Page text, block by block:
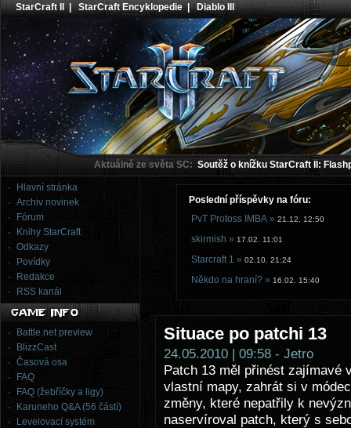
StarCraft II |StarCraft Encyklopedie|Diablo III
Aktuálně ze světa SC: Soutěž o knížku StarCraft II:
Hlavní stránka
Archiv novinek
Fórum
Knihy StarCraft
Odkazy
Povídky
Redakce
RSS kanál
Battle.net preview
BlizzCast
Časová osa
FAQ
FAQ (žebříčky a ligy)
Karuneho Q&A (56 částí)
Levelovací systém
Poslední příspěvky na fóru:
PvT Protoss IMBA » 21.12. 12:50
skirmish » 17.02. 11:01
Starcraft 1 » 02.10. 21:24
Někdo na hraní? » 16.02. 15:40
Situace po patchi 13
24.05.2010 | 09:58 - Jetro
Patch 13 měl přinést zajímavé
vlastní mapy, zahrát si v
změny, které nepatřily k
naservíroval patch, který s